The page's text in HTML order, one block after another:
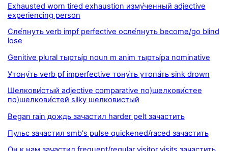
Exhausted worn tired exhaustion изму́ченный adjective
experiencing person
Сле́пнуть verb impf perfective осле́пнуть become/go blind
lose
Genitive plural тырты́р noun m anim тырты́ра nominative
Утону́ть verb pf imperfective тону́ть утопа́ть sink drown
Шелкови́стый adjective comparative по)шелкови́стее
по)шелкови́стей silky шелковистый
Began rain дождь зачастил harder pelt зачастить
Пульс зачастил smb's pulse quickened/raced зачастить